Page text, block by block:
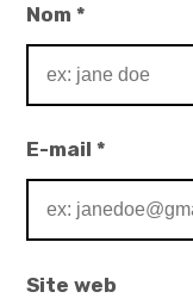
Nom*
E-mail*
Site web